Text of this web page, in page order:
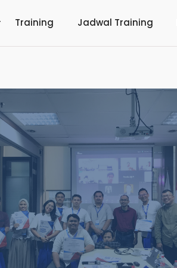
Training Jadwal Training